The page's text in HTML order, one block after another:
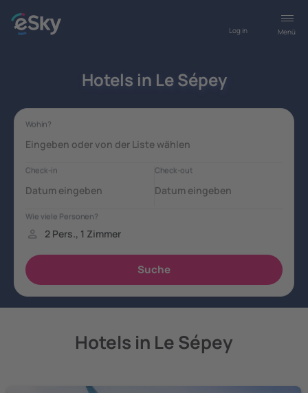
Menü
Log in
Hotels in Le Sépey
Hotels in Le Sépey